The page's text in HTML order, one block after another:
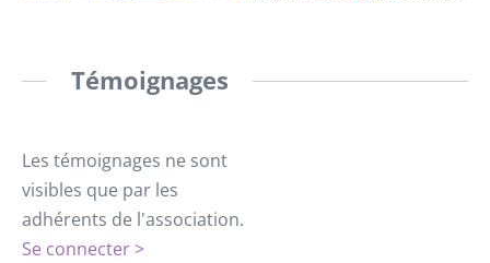
Témoignages
Les témoignages ne sont
visibles que par les
adhérents de l'association.
Se connecter >